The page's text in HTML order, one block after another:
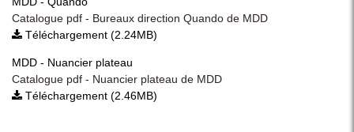
Catalogue pdf - Bureaux direction Quando de MDD
Téléchargement (2.24MB)
MDD - Nuancier plateau
Catalogue pdf - Nuancier plateau de MDD
Téléchargement (2.46MB)